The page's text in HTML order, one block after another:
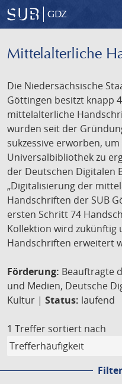
GDZ
Mittelalterliche
Die Niedersächsische
Göttingen besitzt knapp
mittelalterliche
wurden seit der
sukzessive erworben,
Universalbibliothek zu
der Deutschen Digitalen
„Digitalisierung der
Handschriften der SUB
ersten Schritt 74
Kollektion wird
Handschriften erweitert
Förderung: Beauftragte
und Medien, Deutsche
Kultur | Status: laufend
1 Treffer sortiert nach